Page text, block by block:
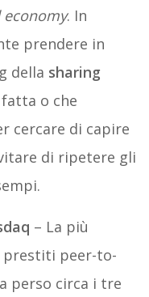
economy. In
prendere in
della sharing
fatta o che
cercare di capire
di ripetere gli
– La più
peer-to-
perso circa i tre